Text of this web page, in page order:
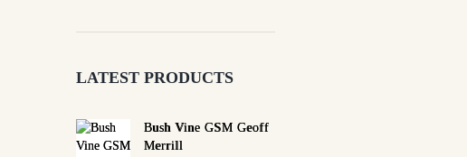
LATEST PRODUCTS
Bush Vine GSM Geoff
Merrill